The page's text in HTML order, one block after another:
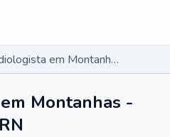
Cardiologista em Montanhas - RN
Montanhas -
RN